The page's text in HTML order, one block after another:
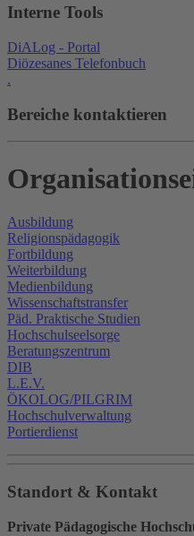
Interne Tools
DiALog - Portal
Diözesanes Telefonbuch
.
Bereiche kontaktieren
Ausbildung
Religionspädagogik
Fortbildung
Weiterbildung
Medienbildung
Wissenschaftstransfer
Päd. Praktische Studien
Hochschulseelsorge
Beratungszentrum
DIB
L.E.V.
ÖKOLOG/PILGRIM
Hochschulverwaltung
Portierdienst
Standort & Kontakt
Private Pädagogische